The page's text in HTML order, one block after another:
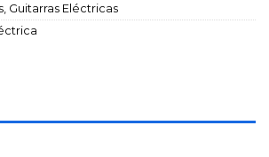
Guitarras Eléctricas